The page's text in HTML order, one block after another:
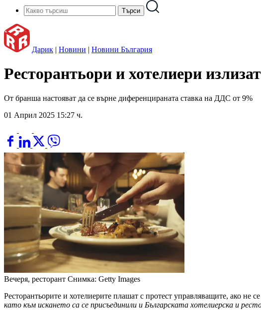
Дарик | Новини | Новини България
Ресторантьори и хотелиери
От бранша настояват да се върне диференцираната ставка на ДДС от 9%
01 Април 2025 15:27 ч.
Вечеря, ресторант Снимка: Getty Images
Ресторантьорите и хотелиерите плашат с протест управляващите, ако
като към искането са се присъединили и Българската хотелиерска и